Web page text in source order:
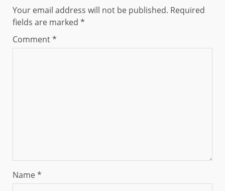
Your email address will not be published. Required
fields are marked *
Comment*
Name*